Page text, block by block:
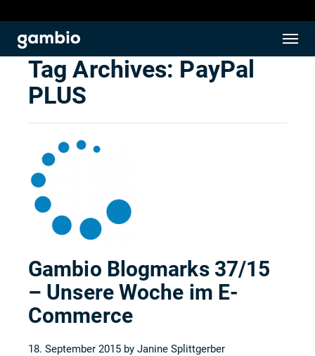
Tag Archives: PayPal
PLUS
Gambio Blogmarks 37/15
– Unsere Woche im E-
Commerce
18. September 2015 by Janine Splittgerber